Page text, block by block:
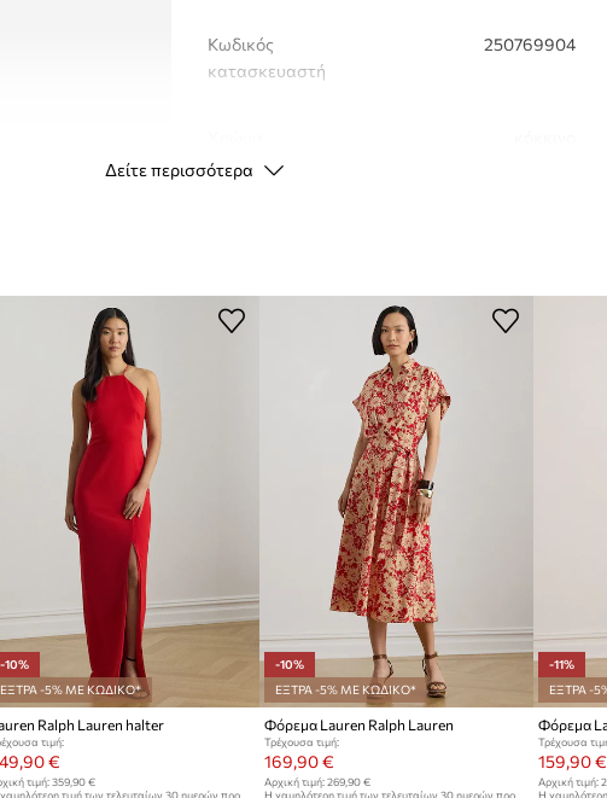
Κωδικός
κατασκευαστή
250769904
ID προϊόντος
Δείτε περισσότερα
-10%
ΕΞΤΡΑ -5% ΜΕ ΚΩΔΙΚΟ*
Ralph Lauren halter
τιμή:
€
τιμή: 359,90 €
τιμή των τελευταίων 30 ημερών προ
-10%
ΕΞΤΡΑ -5% ΜΕ ΚΩΔΙΚΟ*
Φόρεμα Lauren Ralph Lauren
Τρέχουσα τιμή:
169,90 €
Αρχική τιμή: 269,90 €
Η χαμηλότερη τιμή των τελευταίων 30 ημερών προ
-11%
ΕΞΤΡΑ -
Φόρεμα
Τρέχουσα
159,90 €
Αρχική τιμή:
Η